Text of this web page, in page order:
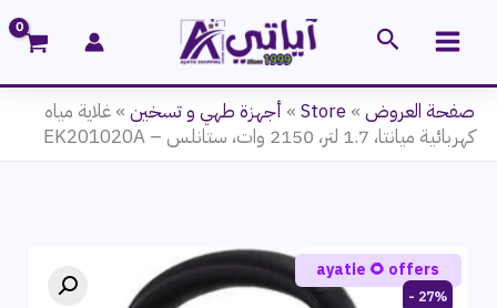
البحث
صفحة العروض »
Store
» أجهزة طهي و تسخين » غلاية مياه
كهربائية ميانتا، 1.7 لتر، 2150 وات، ستانلس – EK201020A
ayatie 🌻 offers
27% -